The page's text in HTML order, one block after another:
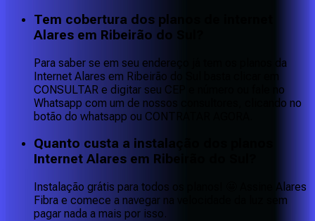
Tem cobertura dos planos de internet
Alares em Ribeirão do Sul?
Para saber se em seu endereço já tem os planos da
Internet Alares em Ribeirão do Sul basta clicar em
CONSULTAR e digitar seu CEP e número ou fale no
Whatsapp com um de nossos consultores, clicando no
botão do whatsapp ou CONTRATAR AGORA.
Quanto custa a instalação dos planos
Internet Alares em Ribeirão do Sul?
Instalação grátis para todos os planos! 🤩 Assine Alares
Fibra e comece a navegar na velocidade da luz sem
pagar nada a mais por isso.